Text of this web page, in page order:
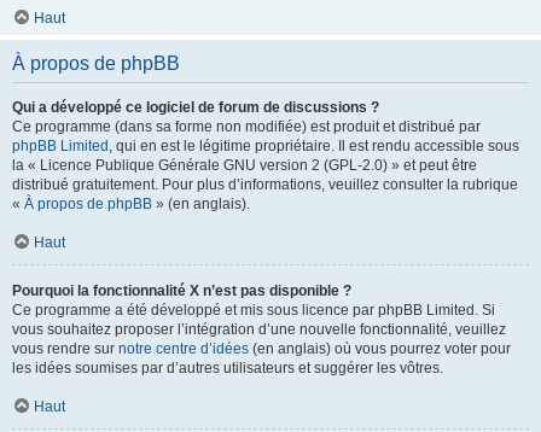
Haut
À propos de phpBB
Qui a développé ce logiciel de forum de discussions ?
Ce programme (dans sa forme non modifiée) est produit et distribué par
phpBB Limited , qui en est le légitime propriétaire. Il est rendu accessible sous
la « Licence Publique Générale GNU version 2 (GPL-2.0) » et peut être
distribué gratuitement. Pour plus d’informations, veuillez consulter la rubrique
« À propos de phpBB » (en anglais).
Haut
Pourquoi la fonctionnalité X n’est pas disponible ?
Ce programme a été développé et mis sous licence par phpBB Limited. Si
vous souhaitez proposer l’intégration d’une nouvelle fonctionnalité, veuillez
vous rendre sur notre centre d’idées (en anglais) où vous pourrez voter pour
les idées soumises par d’autres utilisateurs et suggérer les vôtres.
Haut